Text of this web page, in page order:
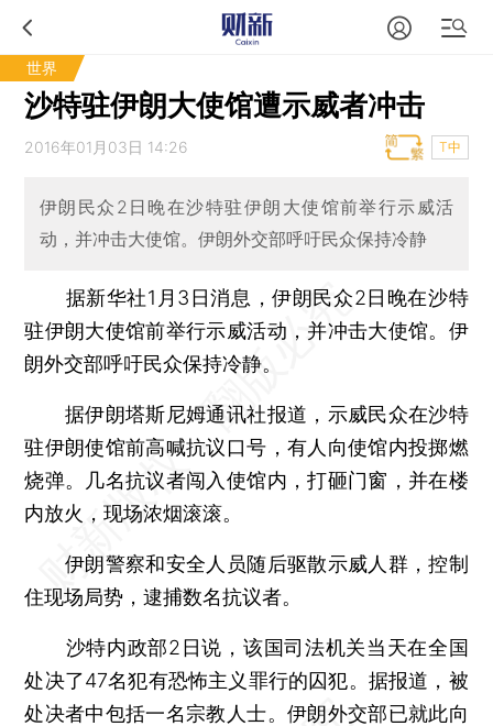
世界
沙特驻伊朗大使馆遭示威者冲击
2016年01月03日 14:26 T中
伊朗民众2日晚在沙特驻伊朗大使馆前举行示威活
动，并冲击大使馆。伊朗外交部呼吁民众保持冷静
据新华社1月3日消息，伊朗民众2日晚在沙特
驻伊朗大使馆前举行示威活动，并冲击大使馆。伊
朗外交部呼吁民众保持冷静。
据伊朗塔斯尼姆通讯社报道，示威民众在沙特
驻伊朗使馆前高喊抗议口号，有人向使馆内投掷燃
烧弹。几名抗议者闯入使馆内，打砸门窗，并在楼
内放火，现场浓烟滚滚。
伊朗警察和安全人员随后驱散示威人群，控制
住现场局势，逮捕数名抗议者。
沙特内政部2日说，该国司法机关当天在全国
处决了47名犯有恐怖主义罪行的囚犯。据报道，被
处决者中包括一名宗教人士。伊朗外交部已就此向